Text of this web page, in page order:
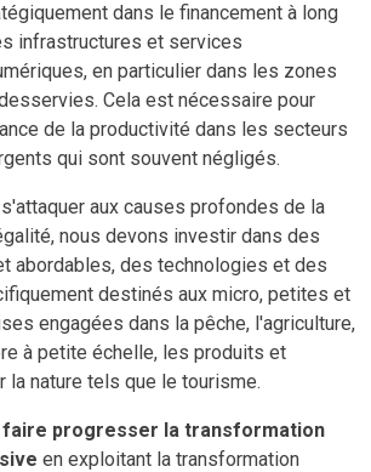
dans le financement à long
infrastructures et services
en particulier dans les zones
Cela est nécessaire pour
de la productivité dans les secteurs
qui sont souvent négligés.
aux causes profondes de la
nous devons investir dans des
abordables, des technologies et des
destinés aux micro, petites et
engagées dans la pêche, l'agriculture,
à petite échelle, les produits et
la nature tels que le tourisme.
faire progresser la transformation
en exploitant la transformation